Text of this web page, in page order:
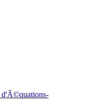
d'Ã©quations-